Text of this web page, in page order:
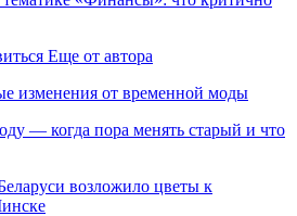
Еще от автора
изменения от временной моды
— когда пора менять старый и что
возложило цветы к